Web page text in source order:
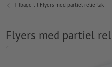
Tilbage til Flyers med partiel relieflak
Flyers med partiel